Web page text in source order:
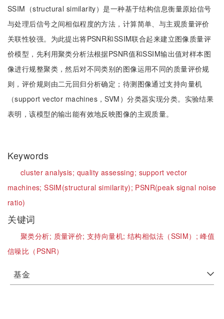
SSIM（structural similarity）是一种基于结构信息衡量原始信号
与处理后信号之间相似程度的方法，计算简单、与主观质量评价
关联性较强。为此提出将PSNR和SSIM联合起来建立图像质量评
价模型，先利用聚类分析法根据PSNR值和SSIM输出值对样本图
像进行规整聚类，然后对不同类别的图像运用不同的质量评价规
则，评价规则由二元回归分析确定；待测图像通过支持向量机
（support vector machines，SVM）分类器实现分类。实验结果
表明，该模型的输出能有效地反映图像的主观质量。
Keywords
cluster analysis; quality assessing; support vector
machines;SSIM(structural similarity); PSNR(peak signal noise
ratio)
关键词
聚类分析; 质量评价;支持向量机;结构相似法（SSIM）;峰值
信噪比（PSNR）
基金